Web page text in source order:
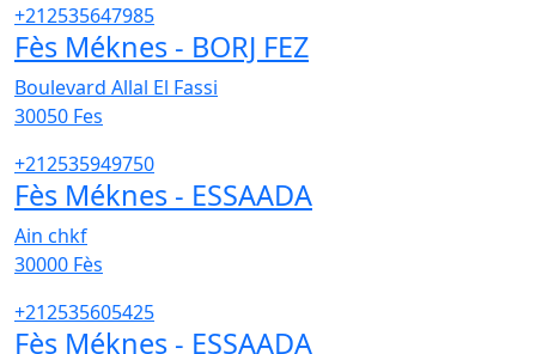
+212535647985
Fès Méknes - BORJ FEZ
Boulevard Allal El Fassi
30050 Fes
+212535949750
Fès Méknes - ESSAADA
Ain chkf
30000 Fès
+212535605425
Fès Méknes - ESSAADA